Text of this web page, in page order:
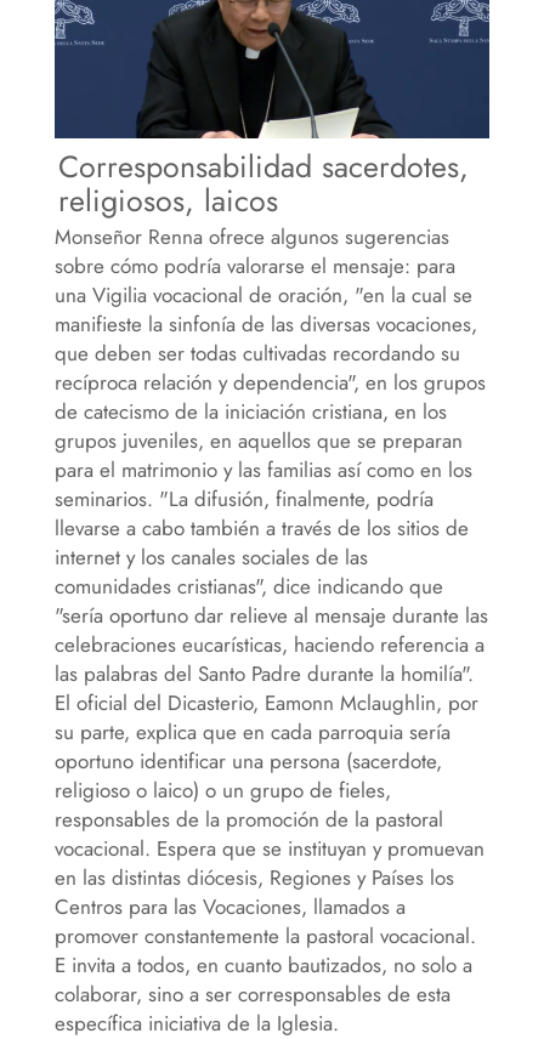
Corresponsabilidad sacerdotes,
religiosos, laicos
Monseñor Renna ofrece algunos sugerencias
sobre cómo podría valorarse el mensaje: para
una Vigilia vocacional de oración, "en la cual se
manifieste la sinfonía de las diversas vocaciones,
que deben ser todas cultivadas recordando su
recíproca relación y dependencia", en los grupos
de catecismo de la iniciación cristiana, en los
grupos juveniles, en aquellos que se preparan
para el matrimonio y las familias así como en los
seminarios. "La difusión, finalmente, podría
llevarse a cabo también a través de los sitios de
internet y los canales sociales de las
comunidades cristianas", dice indicando que
"sería oportuno dar relieve al mensaje durante las
celebraciones eucarísticas, haciendo referencia a
las palabras del Santo Padre durante la homilía".
El oficial del Dicasterio, Eamonn Mclaughlin, por
su parte, explica que en cada parroquia sería
oportuno identificar una persona (sacerdote,
religioso o laico) o un grupo de fieles,
responsables de la promoción de la pastoral
vocacional. Espera que se instituyan y promuevan
en las distintas diócesis, Regiones y Países los
Centros para las Vocaciones, llamados a
promover constantemente la pastoral vocacional.
E invita a todos, en cuanto bautizados, no solo a
colaborar, sino a ser corresponsables de esta
específica iniciativa de la Iglesia.